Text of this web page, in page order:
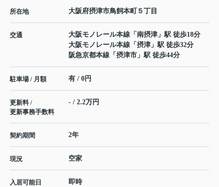
所在地 大阪府摂津市鳥飼本町 ５丁目
交通 大阪モノレール本線 「 南摂津 」駅 徒歩18分
大阪モノレール本線 「 摂津 」駅 徒歩32分
阪急京都本線 「 摂津市 」駅 徒歩44分
駐車場 / 月額 有 / 0円
更新料 /
更新事務手数料
- / 2.2万円
契約期間 2年
現況 空家
入居可能日 即時